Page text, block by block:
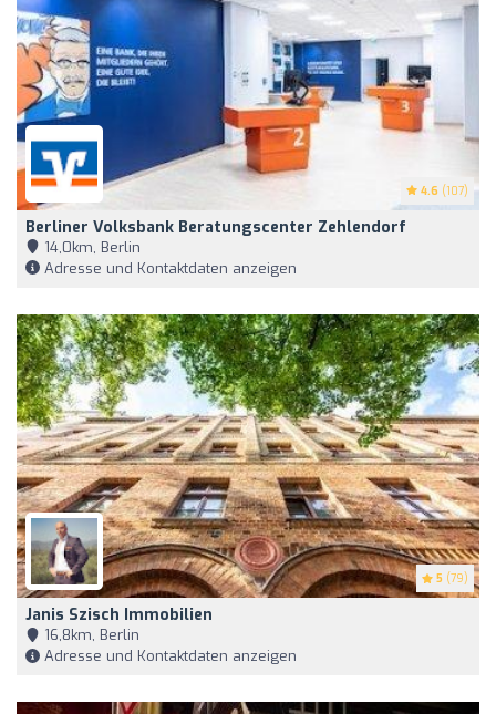
4.6 (107)
Berliner Volksbank Beratungscenter Zehlendorf
14,0km, Berlin
Adresse und Kontaktdaten anzeigen
5 (79)
Janis Szisch Immobilien
16,8km, Berlin
Adresse und Kontaktdaten anzeigen